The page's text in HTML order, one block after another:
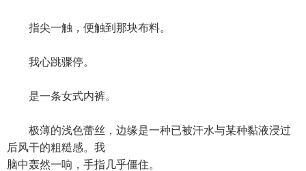
指尖一触，便触到那块布料。
我心跳骤停。
是一条女式内裤。
极薄的浅色蕾丝，边缘是一种已被汗水与某种黏液浸过
后风干的粗糙感。我
脑中轰然一响，手指几乎僵住。